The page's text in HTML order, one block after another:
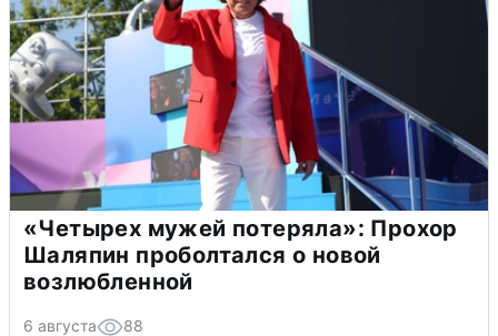
«Четырех мужей потеряла»: Прохор
Шаляпин проболтался о новой
возлюбленной
6 августа 88